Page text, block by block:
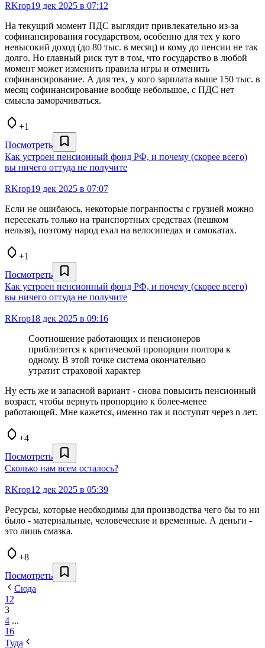
RKrop19 дек 2025 в 07:12
На текущий момент ПДС выглядит привлекательно из-за
софинансирования государством, особенно для тех у кого
невысокий доход (до 80 тыс. в месяц) и кому до пенсии не так
долго. Но главный риск тут в том, что государство в любой
момент может изменить правила игры и отменить
софинансирование. А для тех, у кого зарплата выше 150 тыс. в
месяц софинансирование вообще небольшое, с ПДС нет
смысла заморачиваться.
+1
Посмотреть
Как устроен пенсионный фонд РФ, и почему (скорее всего)
вы ничего оттуда не получите
RKrop19 дек 2025 в 07:07
Если не ошибаюсь, некоторые погранпосты с грузией можно
пересекать только на транспортных средствах (пешком
нельзя), поэтому народ ехал на велосипедах и самокатах.
+1
Посмотреть
Как устроен пенсионный фонд РФ, и почему (скорее всего)
вы ничего оттуда не получите
RKrop18 дек 2025 в 09:16
Соотношение работающих и пенсионеров
приблизится к критической пропорции полтора к
одному. В этой точке система окончательно
утратит страховой характер
Ну есть же и запасной вариант - снова повысить пенсионный
возраст, чтобы вернуть пропорцию к более-менее
работающей. Мне кажется, именно так и поступят через n лет.
+4
Посмотреть
Сколько нам всем осталось?
RKrop12 дек 2025 в 05:39
Ресурсы, которые необходимы для производства чего бы то ни
было - материальные, человеческие и временные. А деньги -
это лишь смазка.
+8
Посмотреть
Сюда
1 2
3
4 ...
16
Туда